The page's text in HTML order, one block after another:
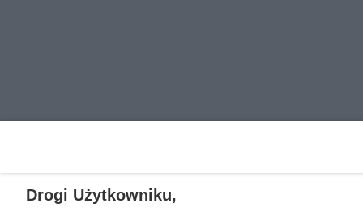
Drogi Użytkowniku,